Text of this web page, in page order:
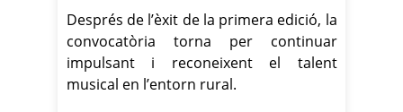
Després de l’èxit de la primera edició, la
convocatòria torna per continuar
impulsant i reconeixent el talent
musical en l’entorn rural.